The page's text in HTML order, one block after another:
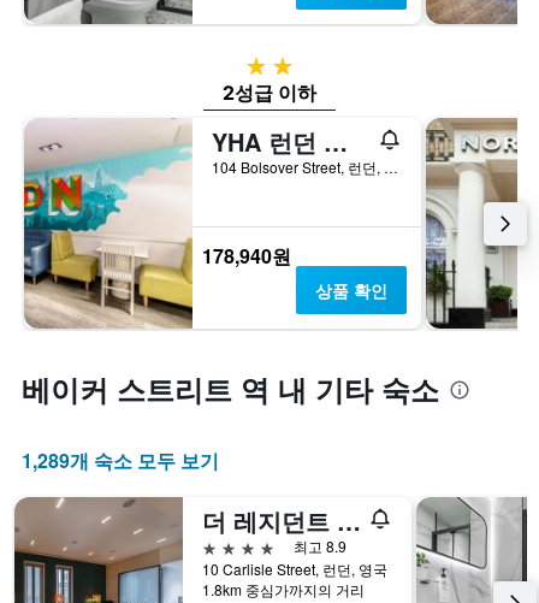
2성급
2성급 이하
YHA 런던 센트럴
104 Bolsover Street, 런던, 영국
178,940원
상품 확인
베이커 스트리트 역 내 기타 숙소
1,289개 숙소 모두 보기
더 레지던트 소호
4성급
최고 8.9
10 Carlisle Street, 런던, 영국
1.8km 중심가까지의 거리